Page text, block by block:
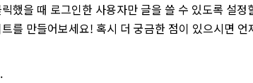
했을 때 로그인한 사용자만 글을 쓸 수 있도록 설정
를 만들어보세요! 혹시 더 궁금한 점이 있으시면 언